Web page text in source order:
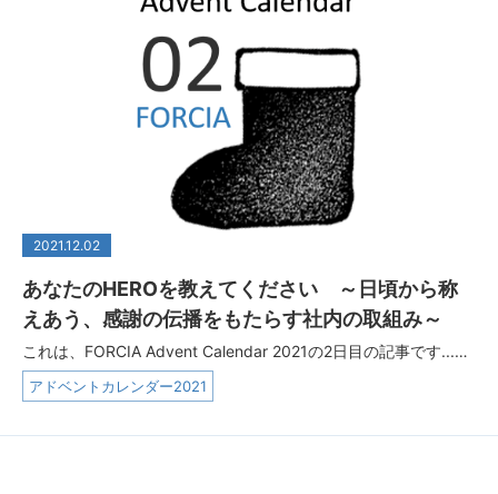
2021.12.02
あなたのHEROを教えてください ～日頃から称
えあう、感謝の伝播をもたらす社内の取組み～
これは、FORCIA Advent Calendar 2021の2日目の記事です...…
アドベントカレンダー2021